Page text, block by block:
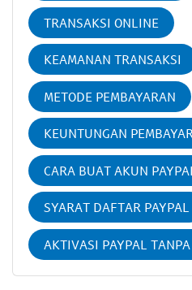
TRANSAKSI ONLINE
KEAMANAN TRANSAKSI
METODE PEMBAYARAN
KEUNTUNGAN
CARA BUAT AKUN PAYPAL
SYARAT DAFTAR PAYPAL
AKTIVASI PAYPAL